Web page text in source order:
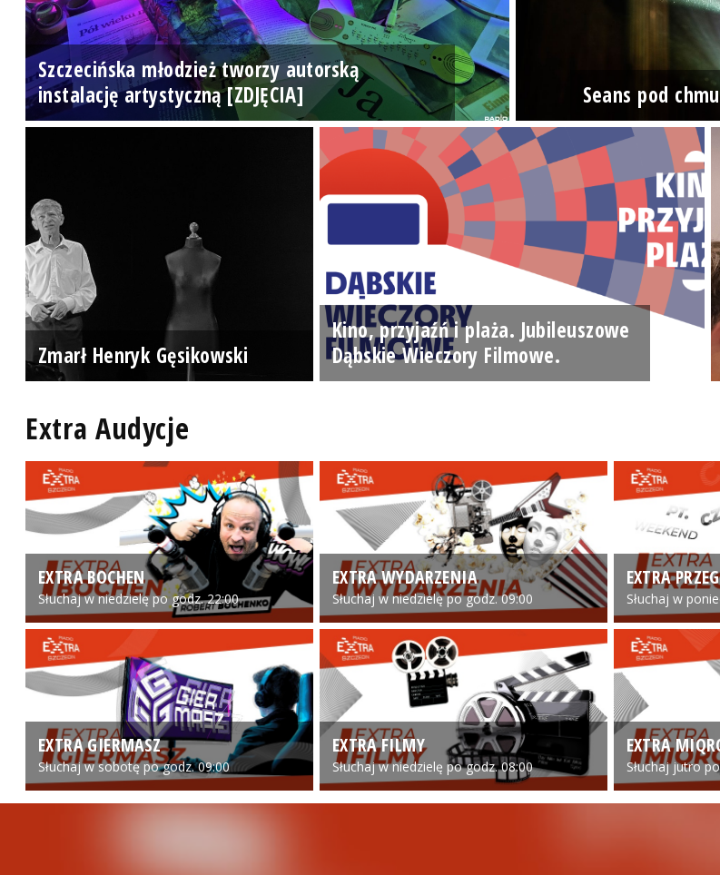
Szczecińska młodzież tworzy autorską
instalację artystyczną [ZDJĘCIA]
Seans pod
Zmarł Henryk Gęsikowski
Kino, przyjaźń i plaża. Jubileuszowe
Dąbskie Wieczory Filmowe.
Extra Audycje
EXTRA BOCHEN
Słuchaj w niedzielę po godz. 22:00
EXTRA WYDARZENIA
Słuchaj w niedzielę po godz. 09:00
EXTRA
Słuchaj w
EXTRA GIERMASZ
Słuchaj w sobotę po godz. 09:00
EXTRA FILMY
Słuchaj w niedzielę po godz. 08:00
EXTRA
Słuchaj jutro